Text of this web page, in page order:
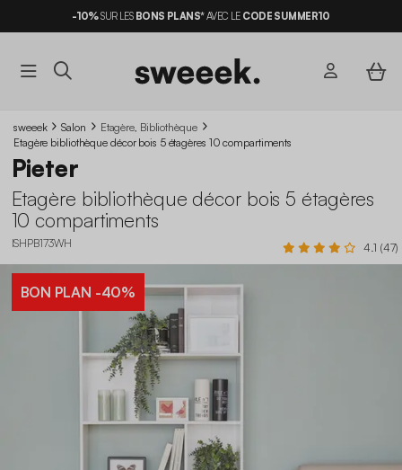
-10%SUR LES BONS PLANS*AVEC LE CODE SUMMER10
sweeek Salon
Etagère, Bibliothèque
Etagère bibliothèque décor bois 5 étagères 10 compartiments
Pieter
Etagère bibliothèque décor bois 5 étagères
10 compartiments
ISHPB173WH 4.1 (47)
BON PLAN -40%